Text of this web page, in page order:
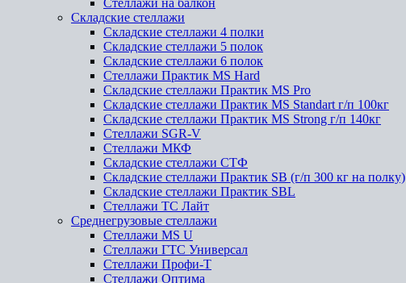
Стеллажи на балкон
Складские стеллажи
Складские стеллажи 4 полки
Складские стеллажи 5 полок
Складские стеллажи 6 полок
Стеллажи Практик MS Hard
Складские стеллажи Практик MS Pro
Складские стеллажи Практик MS Standart г/п 100кг
Складские стеллажи Практик MS Strong г/п 140кг
Стеллажи SGR-V
Стеллажи МКФ
Складские стеллажи СТФ
Складские стеллажи Практик SB (г/п 300 кг на полку)
Складские стеллажи Практик SBL
Стеллажи ТС Лайт
Среднегрузовые стеллажи
Стеллажи MS U
Стеллажи ГТС Универсал
Стеллажи Профи-Т
Стеллажи Оптима